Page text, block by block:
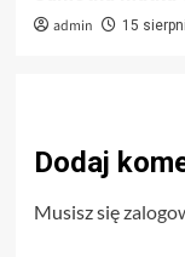
admin 15
Dodaj
Musisz się